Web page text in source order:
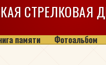
СТРЕЛКОВАЯ
памяти Фотоальбом